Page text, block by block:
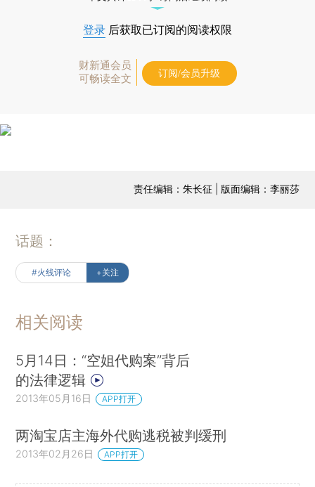
登录 后获取已订阅的阅读权限
财新通会员
可畅读全文
订阅/会员升级
责任编辑：朱长征 | 版面编辑：李丽莎
话题：
#火线评论 +关注
相关阅读
5月14日：“空姐代购案”背后
的法律逻辑
2013年05月16日 APP打开
两淘宝店主海外代购逃税被判缓刑
2013年02月26日 APP打开